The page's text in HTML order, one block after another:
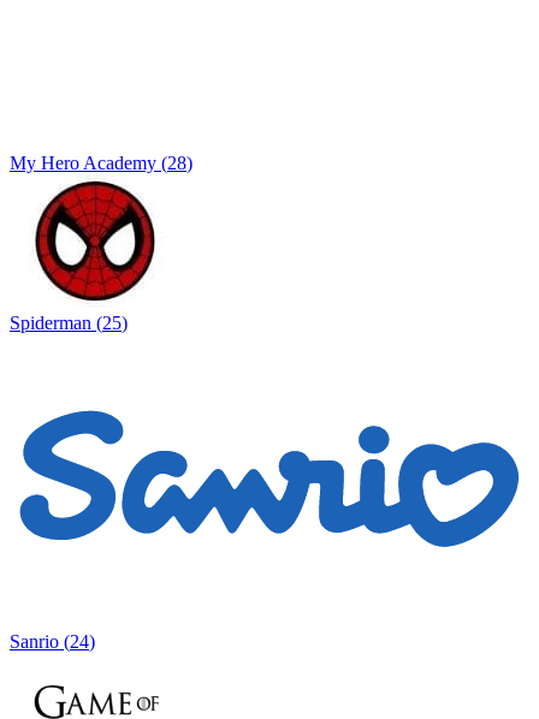
My Hero Academy (28)
Spiderman (25)
Sanrio (24)